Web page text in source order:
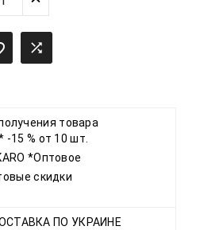

товара
-15 % от 10 шт.
*Оптовое
скидки
ПО УКРАИНЕ